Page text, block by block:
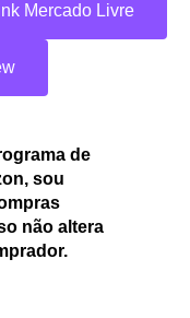
Mercado Livre
de
sou
não altera